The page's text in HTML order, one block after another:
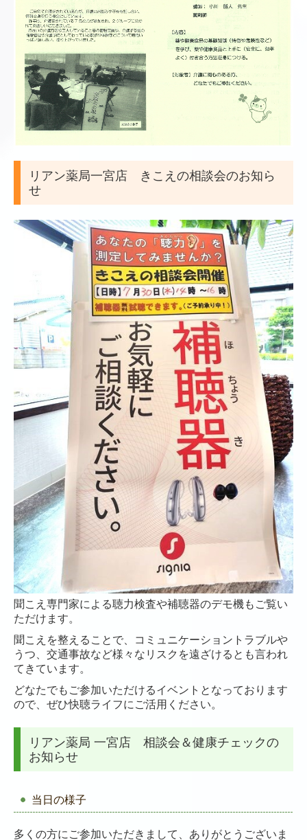
リアン薬局一宮店 きこえの相談会のお知ら
せ
聞こえ専門家による聴力検査や補聴器のデモ機もご覧い
ただけます。
聞こえを整えることで、コミュニケーショントラブルや
うつ、交通事故など様々なリスクを遠ざけるとも言われ
てきています。
どなたでもご参加いただけるイベントとなっております
ので、ぜひ快聴ライフにご活用ください。
リアン薬局 一宮店 相談会＆健康チェックの
お知らせ
当日の様子
多くの方にご参加いただきまして、ありがとうございま